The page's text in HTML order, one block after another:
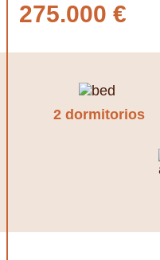
275.000 €
2 dormitorios